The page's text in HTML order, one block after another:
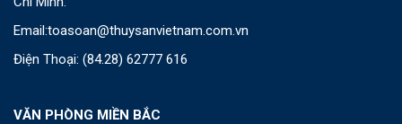
Email:toasoan@thuysanvietnam.com.vn
Điện Thoại: (84.28) 62777 616
VĂN PHÒNG MIỀN BẮC